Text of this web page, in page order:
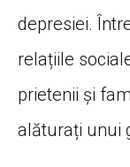
depresiei.
relațiile
prietenii și
alăturați unui